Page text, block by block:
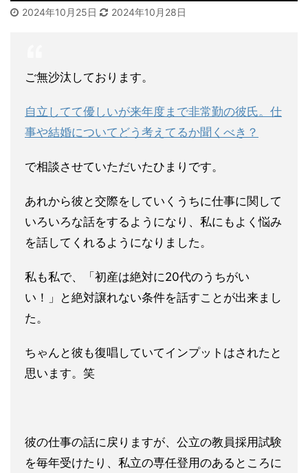
2024年10月25日 2024年10月28日
ご無沙汰しております。
自立してて優しいが来年度まで非常勤の彼氏。仕
事や結婚について どう考えてるか聞くべき？
で相談させていただいたひまりです。
あれから彼と交際をしていくうちに仕事に関して
いろいろな話をするようになり、私にもよく悩み
を話してくれるようになりました。
私も私で、「初産は絶対に20代のうちがい
い！」と絶対譲れない条件を話すことが出来まし
た。
ちゃんと彼も復唱していてインプットはされたと
思います。笑
彼の仕事の話に戻りますが、公立の教員採用試験
を毎年受けたり、 私立の専任登用のあるところに